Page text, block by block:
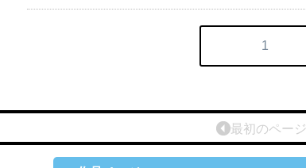
1
最初のページ